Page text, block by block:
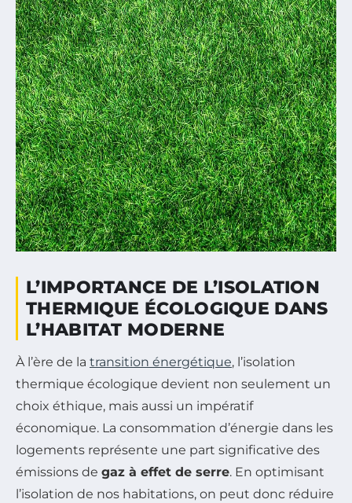
L’IMPORTANCE DE L’ISOLATION
THERMIQUE ÉCOLOGIQUE DANS
L’HABITAT MODERNE
À l’ère de la transition énergétique, l’isolation
thermique écologique devient non seulement un
choix éthique, mais aussi un impératif
économique. La consommation d’énergie dans les
logements représente une part significative des
émissions de gaz à effet de serre. En optimisant
l’isolation de nos habitations, on peut donc réduire